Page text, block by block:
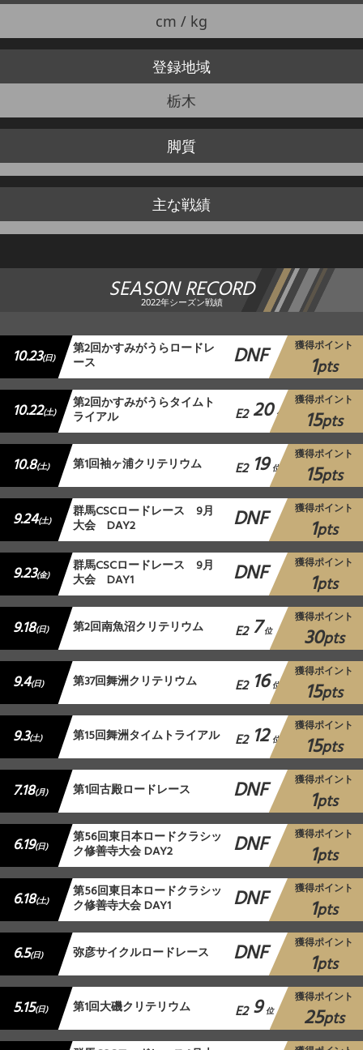
cm / kg
登録地域
栃木
脚質
主な戦績
SEASON RECORD
2022年シーズン戦績
10.23(日) 第2回かすみがうらロードレ
ース DNF 獲得ポイント
1pts
10.22(土) 第2回かすみがうらタイムト
ライアル E2 20 位
獲得ポイント
15pts
10.8(土) 第1回袖ヶ浦クリテリウム E2 19 位
獲得ポイント
15pts
9.24(土) 群馬CSCロードレース 9月
大会 DAY2 DNF 獲得ポイント
1pts
9.23(金) 群馬CSCロードレース 9月
大会 DAY1 DNF 獲得ポイント
1pts
9.18(日) 第2回南魚沼クリテリウム E2 7 位
獲得ポイント
30pts
9.4(日) 第37回舞洲クリテリウム E2 16 位
獲得ポイント
15pts
9.3(土) 第15回舞洲タイムトライアル E2 12 位
獲得ポイント
15pts
7.18(月) 第1回古殿ロードレース DNF 獲得ポイント
1pts
6.19(日) 第56回東日本ロードクラシッ
ク修善寺大会 DAY2 DNF 獲得ポイント
1pts
6.18(土) 第56回東日本ロードクラシッ
ク修善寺大会 DAY1 DNF 獲得ポイント
1pts
6.5(日) 弥彦サイクルロードレース DNF 獲得ポイント
1pts
5.15(日) 第1回大磯クリテリウム E2 9 位
獲得ポイント
25pts